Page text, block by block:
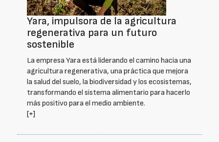
Yara, impulsora de la agricultura
regenerativa para un futuro
sostenible
La empresa Yara está liderando el camino hacia una
agricultura regenerativa, una práctica que mejora
la salud del suelo, la biodiversidad y los ecosistemas,
transformando el sistema alimentario para hacerlo
más positivo para el medio ambiente.
[+]